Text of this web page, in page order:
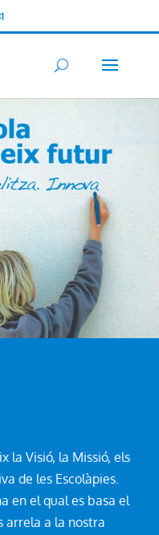
la Visió, la Missió, els
de les Escolàpies.
en el qual es basa el
arrela a la nostra